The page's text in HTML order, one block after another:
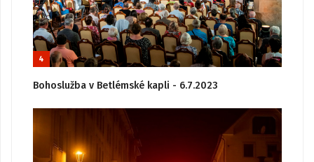
4
Bohoslužba v Betlémské kapli - 6.7.2023